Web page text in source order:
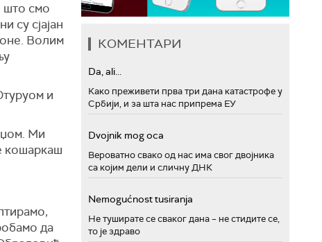
што смо
су сјајан
Волим
и
Ми
кошаркаш
да
КОМЕНТАРИ
Da, ali...
Како преживети прва три дана катастрофе у
Србији, и за шта нас припрема ЕУ
Dvojnik mog oca
Вероватно свако од нас има свог двојника
са којим дели и сличну ДНК
Nemogućnost tusiranja
Не туширате се сваког дана – не стидите се,
то је здраво